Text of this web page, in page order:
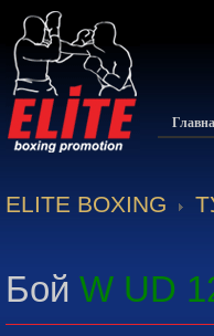
ELITE BOXING
Бой W UD